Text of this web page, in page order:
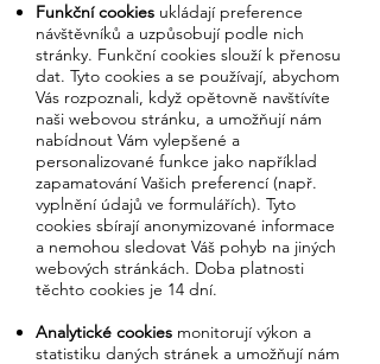
Funkční cookies ukládají preference
návštěvníků a uzpůsobují podle nich
stránky. Funkční cookies slouží k přenosu
dat. Tyto cookies a se používají, abychom
Vás rozpoznali, když opětovně navštívíte
naši webovou stránku, a umožňují nám
nabídnout Vám vylepšené a
personalizované funkce jako například
zapamatování Vašich preferencí (např.
vyplnění údajů ve formulářích). Tyto
cookies sbírají anonymizované informace
a nemohou sledovat Váš pohyb na jiných
webových stránkách. Doba platnosti
těchto cookies je 14 dní.
Analytické cookies monitorují výkon a
statistiku daných stránek a umožňují nám